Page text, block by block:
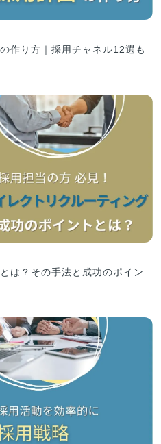
作り方｜採用チャネル12選も
は？その手法と成功のポイン